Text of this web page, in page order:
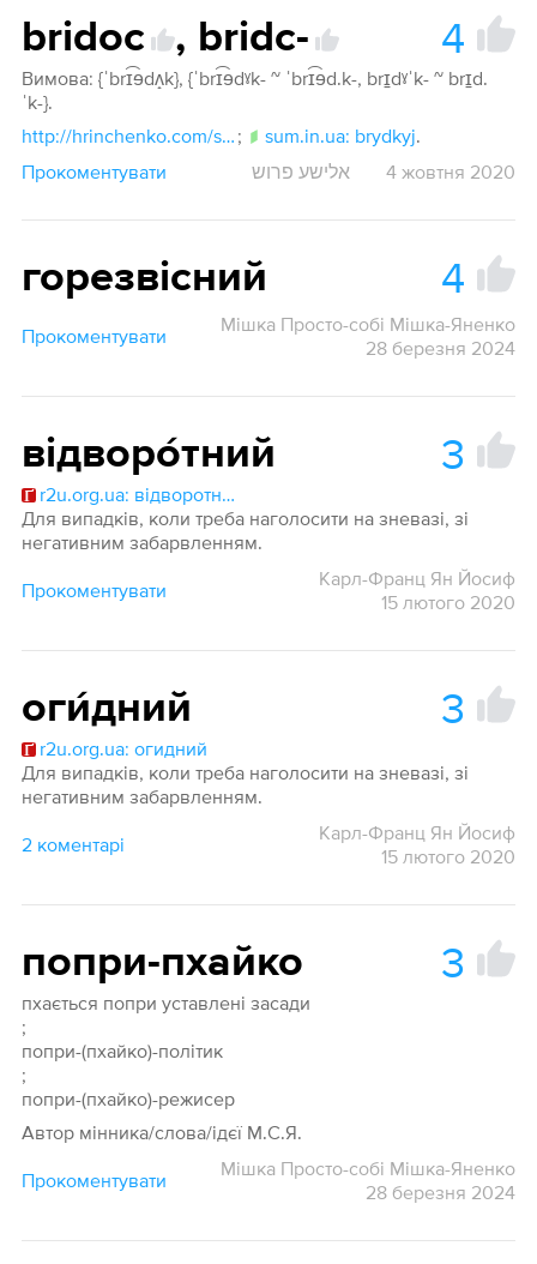
bridoc , bridc- 4
Вимова: {ˈbrɪ͡ɘdʌ̝k}, {ˈbrɪ͡ɘdˠk- ~ ˈbrɪ͡ɘd.k-, brɪ̠dˠˈk- ~ brɪ̠d.
ˈk-}.
http://hrinchenko.com/slovar/znachenie-slova/3273-brydkyj.html#show_point ; sum.in.ua: brydkyj.
Прокоментувати
אלישע פרוש 4 жовтня 2020
горезвісний 4
Прокоментувати
Мішка Просто-собі Мішка-Яненко
28 березня 2024
відворо́тний 3
r2u.org.ua: відворотний
Для випадків, коли треба наголосити на зневазі, зі
негативним забарвленням.
Прокоментувати
Карл-Франц Ян Йосиф
15 лютого 2020
оги́дний 3
r2u.org.ua: огидний
Для випадків, коли треба наголосити на зневазі, зі
негативним забарвленням.
2 коментарі
Карл-Франц Ян Йосиф
15 лютого 2020
попри-пхайко 3
пхається попри уставлені засади
;
попри-(пхайко)-політик
;
попри-(пхайко)-режисер
Автор мінника/слова/ідєї М.С.Я.
Прокоментувати
Мішка Просто-собі Мішка-Яненко
28 березня 2024